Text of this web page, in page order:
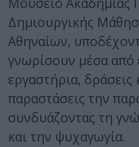
Δημιουργικής
Αθηναίων,
γνωρίσουν μέσα από
εργαστήρια, δράσεις
παραστάσεις την
συνδυάζοντας τη
και την ψυχαγωγία.